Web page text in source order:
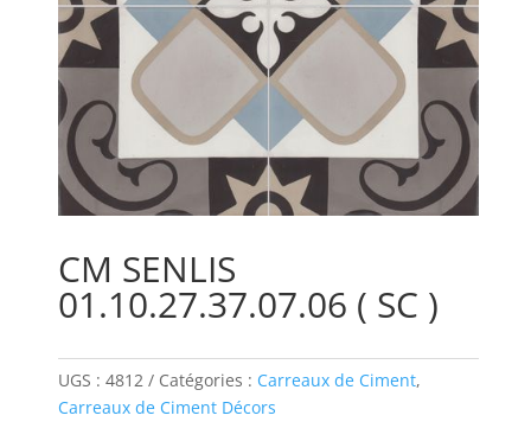
CM SENLIS
01.10.27.37.07.06 ( SC )
UGS :4812 Catégories : Carreaux de Ciment,
Carreaux de Ciment Décors